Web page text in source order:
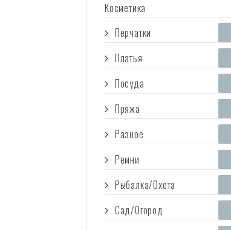
Косметика
Перчатки
Платья
Посуда
Пряжа
Разное
Ремни
Рыбалка/Охота
Сад/Огород